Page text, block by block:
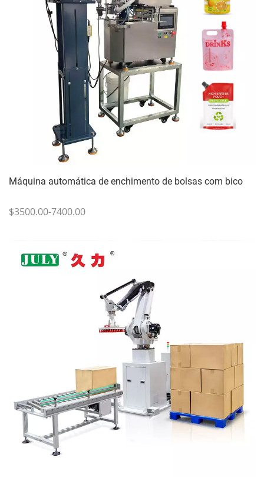
Máquina automática de enchimento de bolsas com bico
$3500.00-7400.00